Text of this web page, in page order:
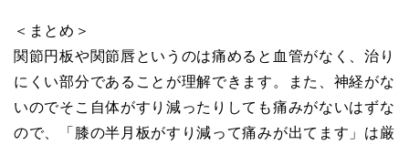
＜まとめ＞
関節円板や関節唇というのは痛めると血管がなく、治り
にくい部分であることが理解できます。また、神経がな
いのでそこ自体がすり減ったりしても痛みがないはずな
ので、「膝の半月板がすり減って痛みが出てます」は厳